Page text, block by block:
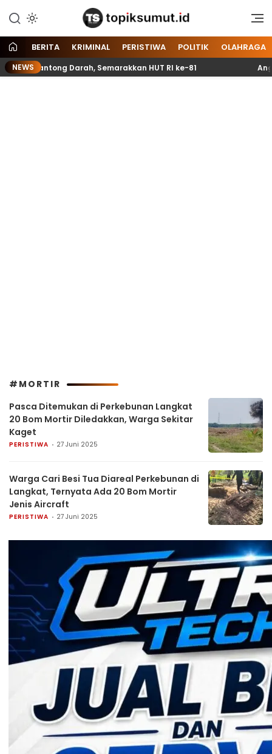
Topik Sumut
Memberitakan Seputar
dan Nasional
BERITA KRIMINAL PERISTIWA POLITIK OLAHRAGA
NEWS
70 Kantong Darah, Semarakkan HUT RI ke-81
#MORTIR
Pasca Ditemukan di Perkebunan Langkat
20 Bom Mortir Diledakkan, Warga Sekitar
Kaget
PERISTIWA 27 Juni 2025
Warga Cari Besi Tua Diareal Perkebunan di
Langkat, Ternyata Ada 20 Bom Mortir
Jenis Aircraft
PERISTIWA 27 Juni 2025